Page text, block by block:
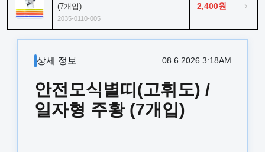
(7개입)
2035-0110-005
2,400원 ›
상세 정보 08 6 2026 3:18AM
안전모식별띠(고휘도) /
일자형 주황 (7개입)